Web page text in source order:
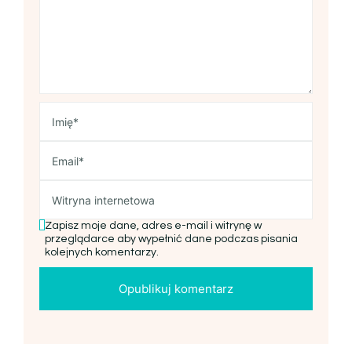
Zapisz moje dane, adres e-mail i witrynę w
przeglądarce aby wypełnić dane podczas pisania
kolejnych komentarzy.